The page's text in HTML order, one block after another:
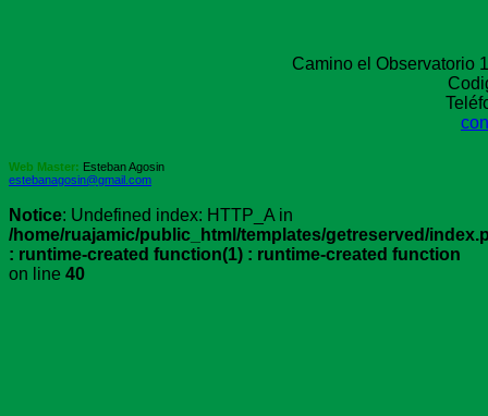
Camino el Observatorio
Web Master: Esteban Agosin
estebanagosin@gmail.com
Notice: Undefined index: HTTP_A in
/home/ruajamic/public_html/templates/getreserved/
: runtime-created function(1) : runtime-created function
on line 40